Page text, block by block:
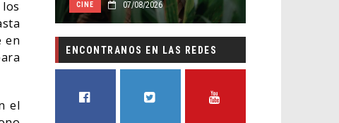
en
el
07/08/2026 CINE
ENCONTRANOS EN LAS REDES